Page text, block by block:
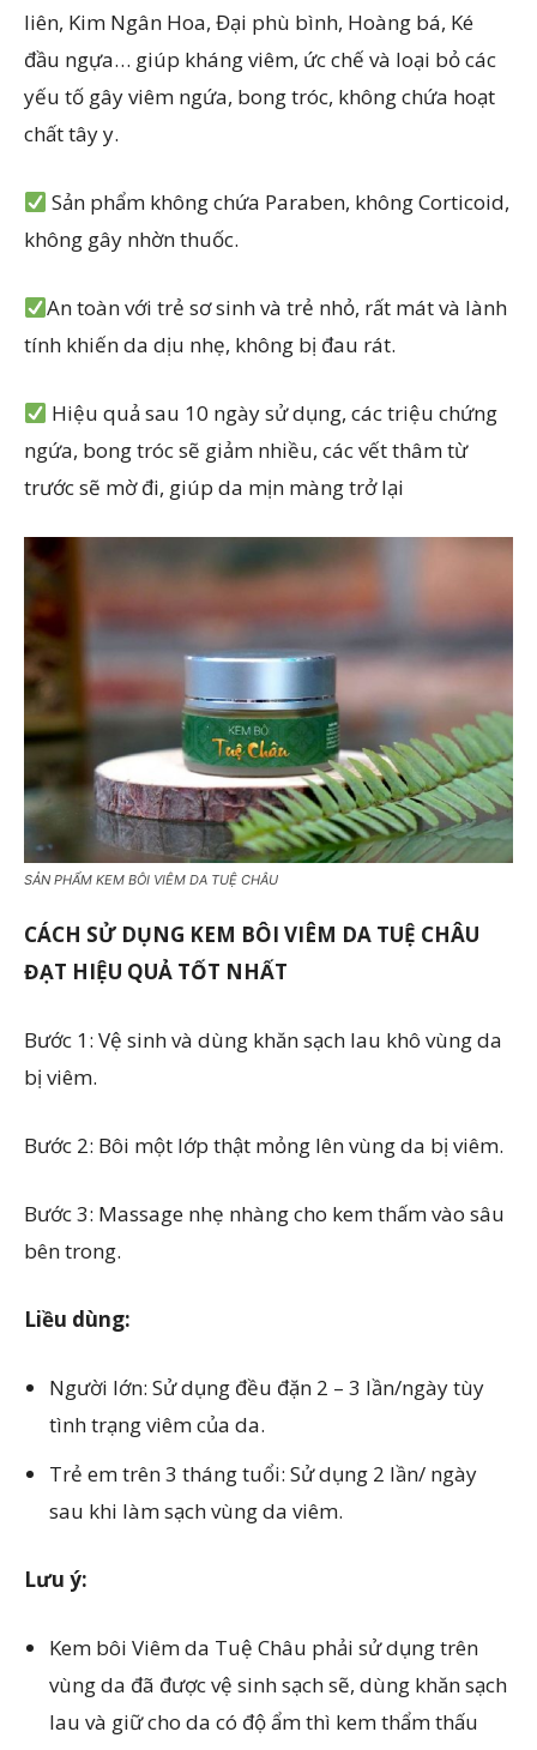
liên, Kim Ngân Hoa, Đại phù bình, Hoàng bá, Ké
đầu ngựa… giúp kháng viêm, ức chế và loại bỏ các
yếu tố gây viêm ngứa, bong tróc, không chứa hoạt
chất tây y.
Sản phẩm không chứa Paraben, không Corticoid,
không gây nhờn thuốc.
An toàn với trẻ sơ sinh và trẻ nhỏ, rất mát và lành
tính khiến da dịu nhẹ, không bị đau rát.
Hiệu quả sau 10 ngày sử dụng, các triệu chứng
ngứa, bong tróc sẽ giảm nhiều, các vết thâm từ
trước sẽ mờ đi, giúp da mịn màng trở lại
SẢN PHẨM KEM BÔI VIÊM DA TUỆ CHÂU
CÁCH SỬ DỤNG KEM BÔI VIÊM DA TUỆ CHÂU
ĐẠT HIỆU QUẢ TỐT NHẤT
Bước 1: Vệ sinh và dùng khăn sạch lau khô vùng da
bị viêm.
Bước 2: Bôi một lớp thật mỏng lên vùng da bị viêm.
Bước 3: Massage nhẹ nhàng cho kem thấm vào sâu
bên trong.
Liều dùng:
Người lớn: Sử dụng đều đặn 2 – 3 lần/ngày tùy
tình trạng viêm của da.
Trẻ em trên 3 tháng tuổi: Sử dụng 2 lần/ ngày
sau khi làm sạch vùng da viêm.
Lưu ý:
Kem bôi Viêm da Tuệ Châu phải sử dụng trên
vùng da đã được vệ sinh sạch sẽ, dùng khăn sạch
lau và giữ cho da có độ ẩm thì kem thẩm thấu